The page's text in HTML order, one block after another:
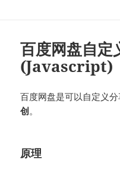
百度网盘自定
(Javascript)
百度网盘是可以自定义
创。
原理